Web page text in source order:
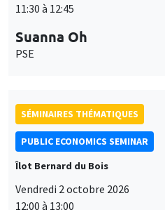
11:30 à 12:45
Suanna Oh
PSE
SÉMINAIRES THÉMATIQUES
PUBLIC ECONOMICS SEMINAR
Îlot Bernard du Bois
Vendredi 2 octobre 2026
12:00 à 13:00